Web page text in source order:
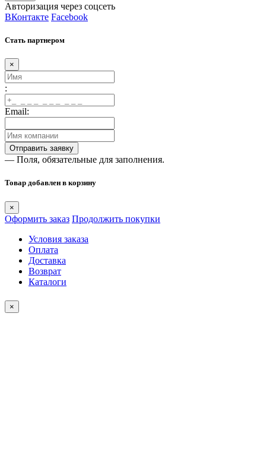
Авторизация через соцсеть
ВКонтакте Facebook
Стать партнером
×
:
Email:
— Поля, обязательные для заполнения.
Товар добавлен в корзину
×
Оформить заказ Продолжить покупки
Условия заказа
Оплата
Доставка
Возврат
Каталоги
×